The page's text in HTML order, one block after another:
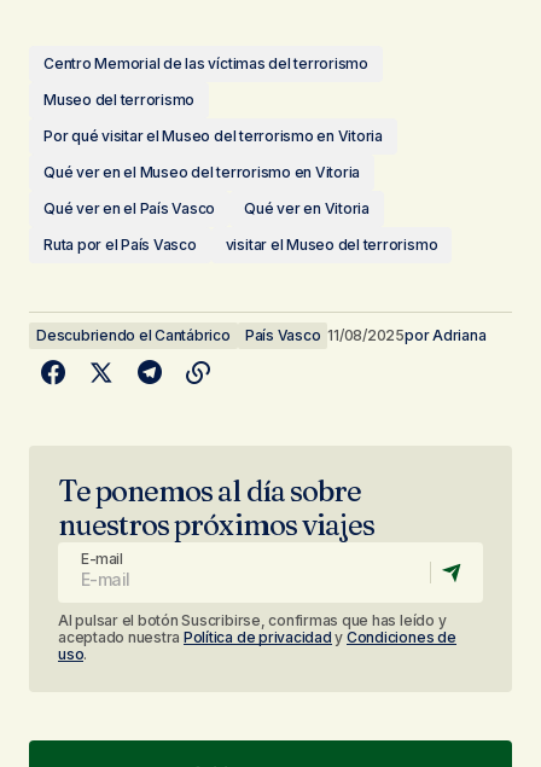
Centro Memorial de las víctimas del terrorismo
Museo del terrorismo
Por qué visitar el Museo del terrorismo en Vitoria
Qué ver en el Museo del terrorismo en Vitoria
Qué ver en el País Vasco
Qué ver en Vitoria
Ruta por el País Vasco
visitar el Museo del terrorismo
Descubriendo el Cantábrico País Vasco 11/08/2025porAdriana
Te ponemos al día sobre
nuestros próximos viajes
E-mail
Al pulsar el botón Suscribirse, confirmas que has leído y
aceptado nuestra Política de privacidad y Condiciones de
uso.